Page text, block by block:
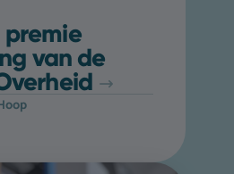
premie
van de